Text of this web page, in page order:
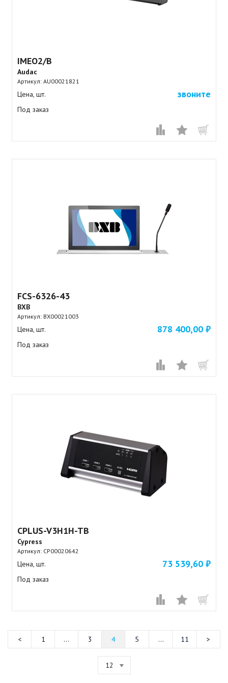
IMEO2/B
Audac
Артикул:AU00021821
Цена, шт. звоните
Под заказ
FCS-6326-43
BXB
Артикул: BX00021003
Цена, шт. 878 400,00 ₽
Под заказ
CPLUS-V3H1H-TB
Cypress
Артикул: CP00020642
Цена, шт. 73 539,60 ₽
Под заказ
1 ... 3 4 5 ... 11
12